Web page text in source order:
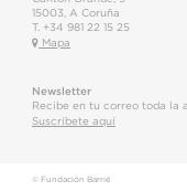
15003
A Coruña
T. +34 981 22 15 25
Mapa
Newsletter
Recibe en tu correo toda la
Suscríbete aquí
© Fundación Barrié